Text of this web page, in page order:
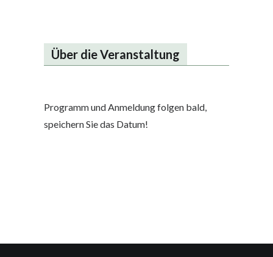
Über die Veranstaltung
Programm und Anmeldung folgen bald,
speichern Sie das Datum!